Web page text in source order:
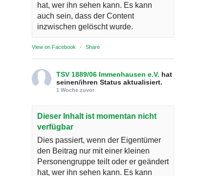
hat, wer ihn sehen kann. Es kann
auch sein, dass der Content
inzwischen gelöscht wurde.
View on Facebook · Share
TSV 1889/06 Immenhausen e.V. hat
seinen/ihren Status aktualisiert.
1 Woche zuvor
Dieser Inhalt ist momentan nicht
verfügbar
Dies passiert, wenn der Eigentümer
den Beitrag nur mit einer kleinen
Personengruppe teilt oder er geändert
hat, wer ihn sehen kann. Es kann